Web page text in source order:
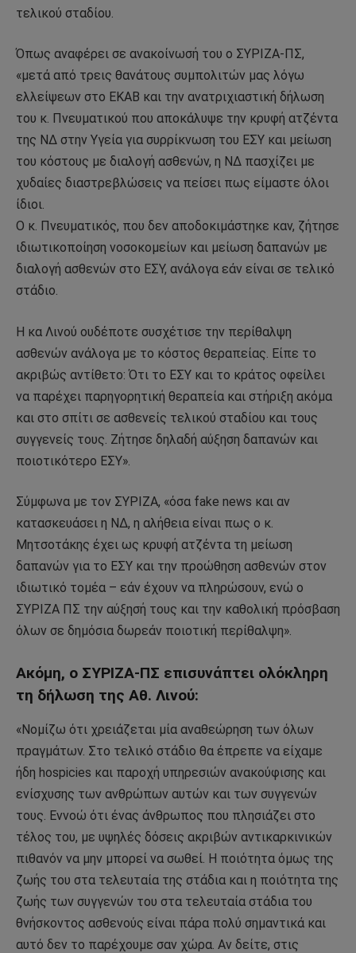
τελικού σταδίου.
Όπως αναφέρει σε ανακοίνωσή του ο ΣΥΡΙΖΑ-ΠΣ,
«μετά από τρεις θανάτους συμπολιτών μας λόγω
ελλείψεων στο ΕΚΑΒ και την ανατριχιαστική δήλωση
του κ. Πνευματικού που αποκάλυψε την κρυφή ατζέντα
της ΝΔ στην Υγεία για συρρίκνωση του ΕΣΥ και μείωση
του κόστους με διαλογή ασθενών, η ΝΔ πασχίζει με
χυδαίες διαστρεβλώσεις να πείσει πως είμαστε όλοι
ίδιοι.
Ο κ. Πνευματικός, που δεν αποδοκιμάστηκε καν, ζήτησε
ιδιωτικοποίηση νοσοκομείων και μείωση δαπανών με
διαλογή ασθενών στο ΕΣΥ, ανάλογα εάν είναι σε τελικό
στάδιο.
Η κα Λινού ουδέποτε συσχέτισε την περίθαλψη
ασθενών ανάλογα με το κόστος θεραπείας. Είπε το
ακριβώς αντίθετο: Ότι το ΕΣΥ και το κράτος οφείλει
να παρέχει παρηγορητική θεραπεία και στήριξη ακόμα
και στο σπίτι σε ασθενείς τελικού σταδίου και τους
συγγενείς τους. Ζήτησε δηλαδή αύξηση δαπανών και
ποιοτικότερο ΕΣΥ».
Σύμφωνα με τον ΣΥΡΙΖΑ, «όσα fake news και αν
κατασκευάσει η ΝΔ, η αλήθεια είναι πως ο κ.
Μητσοτάκης έχει ως κρυφή ατζέντα τη μείωση
δαπανών για το ΕΣΥ και την προώθηση ασθενών στον
ιδιωτικό τομέα – εάν έχουν να πληρώσουν, ενώ ο
ΣΥΡΙΖΑ ΠΣ την αύξησή τους και την καθολική πρόσβαση
όλων σε δημόσια δωρεάν ποιοτική περίθαλψη».
Ακόμη, ο ΣΥΡΙΖΑ-ΠΣ επισυνάπτει ολόκληρη
τη δήλωση της Αθ. Λινού:
«Νομίζω ότι χρειάζεται μία αναθεώρηση των όλων
πραγμάτων. Στο τελικό στάδιο θα έπρεπε να είχαμε
ήδη hospicies και παροχή υπηρεσιών ανακούφισης και
ενίσχυσης των ανθρώπων αυτών και των συγγενών
τους. Εννοώ ότι ένας άνθρωπος που πλησιάζει στο
τέλος του, με υψηλές δόσεις ακριβών αντικαρκινικών
πιθανόν να μην μπορεί να σωθεί. Η ποιότητα όμως της
ζωής του στα τελευταία της στάδια και η ποιότητα της
ζωής των συγγενών του στα τελευταία στάδια του
θνήσκοντος ασθενούς είναι πάρα πολύ σημαντικά και
αυτό δεν το παρέχουμε σαν χώρα. Αν δείτε, στις